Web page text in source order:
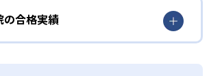
する。
振替レッスン無料
グの基礎を養いたい子どもに最適であ
リッシュの環境下でも日本人講師がサポ
心してスタートできる。親子で参加する0
ブコースもあり、早期英語教育に興味が
、日本人講師と外国人講師の2名体制で専
られる。日本人講師が文法や語彙の理解
がネイティブの発音や会話スキルを向
合的な英語力を育成する。振替レッス
の合格実績
格実績を公式サイトで公開していな